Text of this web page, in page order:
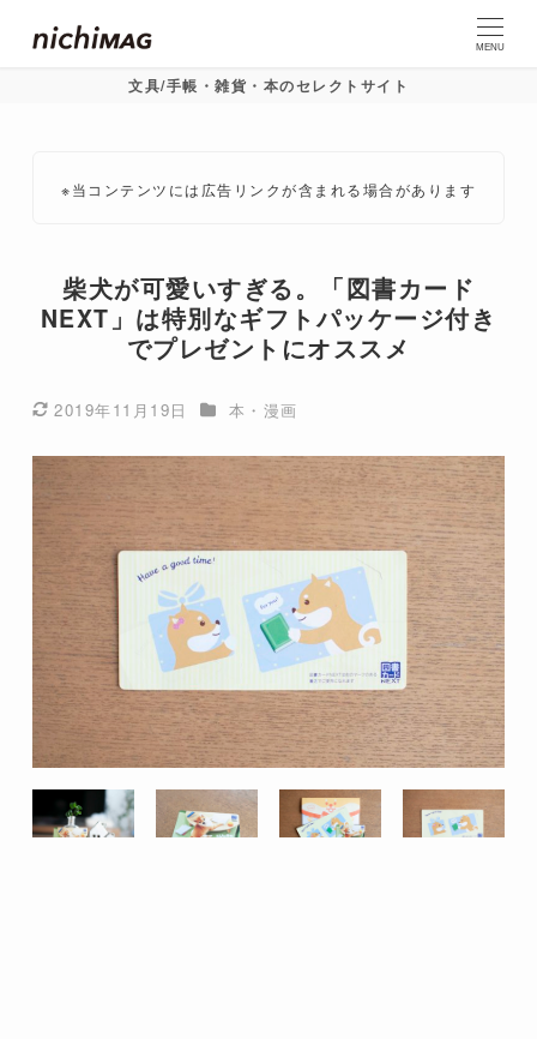
MENU
文具/手帳・雑貨・本のセレクトサイト
※当コンテンツには広告リンクが含まれる場合があります
柴犬が可愛いすぎる。「図書カード
NEXT」は特別なギフトパッケージ付き
でプレゼントにオススメ
更新日
2019年11月19日 カテゴリー
本・漫画